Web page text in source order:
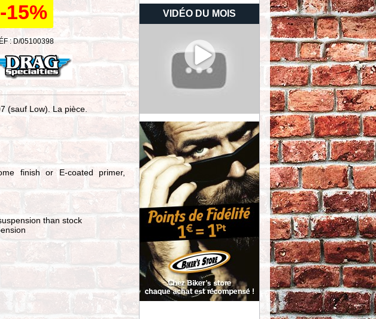
-15%
: D/05100398
(sauf Low). La pièce.
finish or E-coated primer,
than stock
VIDÉO DU MOIS